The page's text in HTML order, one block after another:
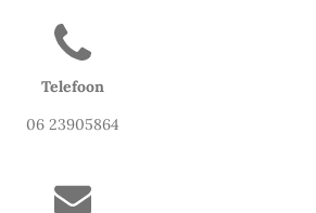
Telefoon
06 23905864